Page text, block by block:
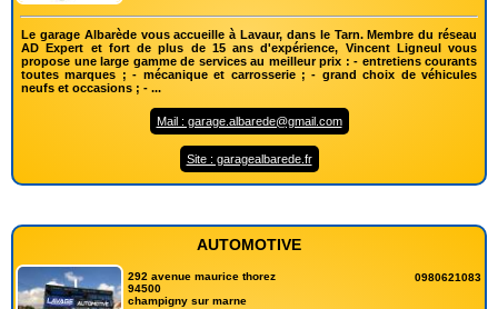
Le garage Albarède vous accueille à Lavaur, dans le Tarn. Membre du réseau
AD Expert et fort de plus de 15 ans d'expérience, Vincent Ligneul vous
propose une large gamme de services au meilleur prix : - entretiens courants
toutes marques ; - mécanique et carrosserie ; - grand choix de véhicules
neufs et occasions ; - ...
Mail : garage.albarede@gmail.com
Site : garagealbarede.fr
AUTOMOTIVE
292 avenue maurice thorez
94500
champigny sur marne
0980621083